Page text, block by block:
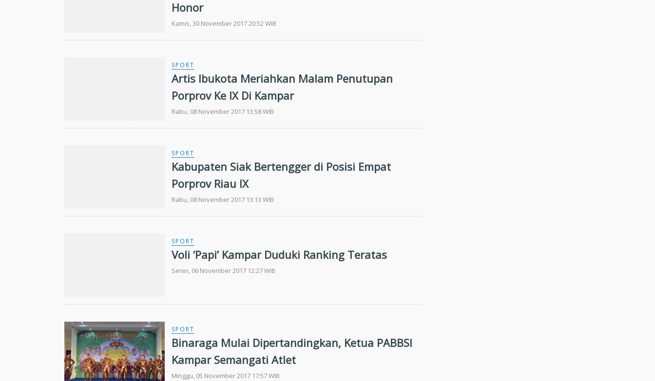
Honor
Kamis, 30 November 2017 20:52 WIB
SPORT
Artis Ibukota Meriahkan Malam Penutupan
Porprov Ke IX Di Kampar
Rabu, 08 November 2017 13:58 WIB
SPORT
Kabupaten Siak Bertengger di Posisi Empat
Porprov Riau IX
Rabu, 08 November 2017 13:13 WIB
SPORT
Voli ‘Papi’ Kampar Duduki Ranking Teratas
Senin, 06 November 2017 12:27 WIB
SPORT
Binaraga Mulai Dipertandingkan, Ketua PABBSI
Kampar Semangati Atlet
Minggu, 05 November 2017 17:57 WIB